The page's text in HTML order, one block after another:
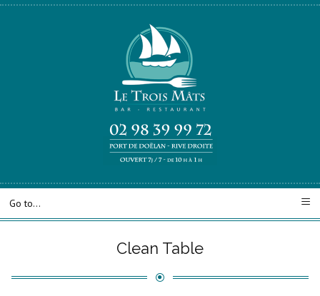
Clean Table